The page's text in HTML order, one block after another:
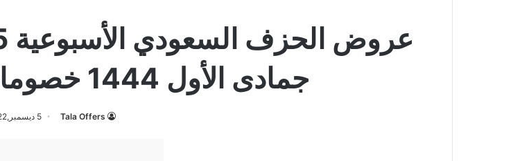
جمادى الأول 1444 خصومات تصل حتى 60%
Tala Offers 5 ديسمبر,2022